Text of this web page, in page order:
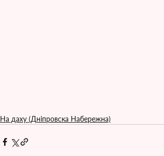
На даху (Дніпровска Набережна)